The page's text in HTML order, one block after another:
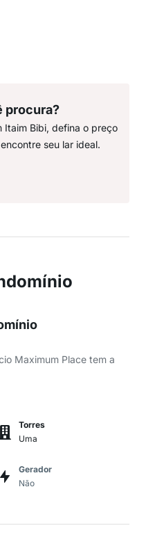
procura?
Itaim Bibi, defina o preço
seu lar ideal.
Maximum Place tem a
Torres
Uma
Gerador
Não